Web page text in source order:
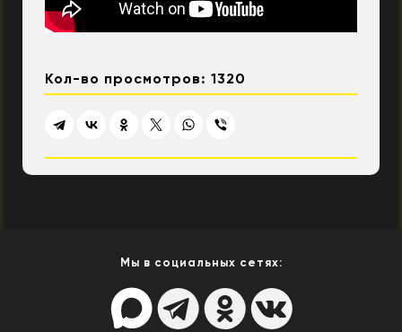
Кол-во просмотров: 1320
Мы в социальных сетях: